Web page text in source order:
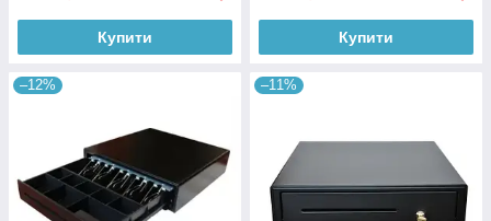
Купити Купити
–12% –11%